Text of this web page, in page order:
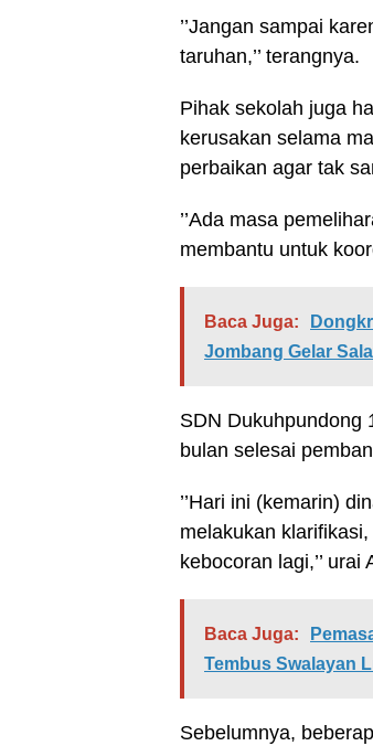
’’Jangan sampai
taruhan,’’ terangnya.
Pihak sekolah juga
kerusakan selama
perbaikan agar tak
’’Ada masa
membantu untuk
Baca Juga:
Jombang Gelar
SDN Dukuhpundong
bulan selesai
’’Hari ini (kemarin)
melakukan
kebocoran lagi,’’
Baca Juga:
Tembus Swalayan
Sebelumnya,